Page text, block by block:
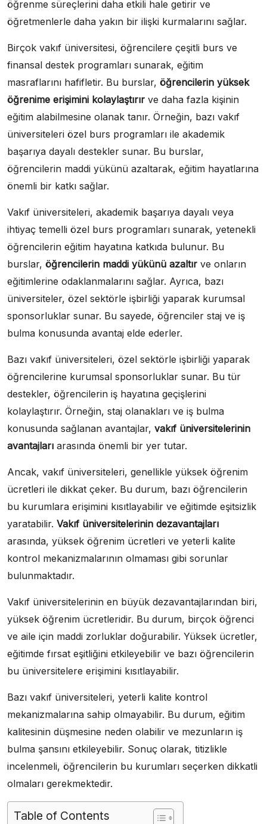
öğrenme süreçlerini daha etkili hale getirir ve
öğretmenlerle daha yakın bir ilişki kurmalarını sağlar.
Birçok vakıf üniversitesi, öğrencilere çeşitli burs ve
finansal destek programları sunarak, eğitim
masraflarını hafifletir. Bu burslar, öğrencilerin yüksek
öğrenime erişimini kolaylaştırır ve daha fazla kişinin
eğitim alabilmesine olanak tanır. Örneğin, bazı vakıf
üniversiteleri özel burs programları ile akademik
başarıya dayalı destekler sunar. Bu burslar,
öğrencilerin maddi yükünü azaltarak, eğitim hayatlarına
önemli bir katkı sağlar.
Vakıf üniversiteleri, akademik başarıya dayalı veya
ihtiyaç temelli özel burs programları sunarak, yetenekli
öğrencilerin eğitim hayatına katkıda bulunur. Bu
burslar, öğrencilerin maddi yükünü azaltır ve onların
eğitimlerine odaklanmalarını sağlar. Ayrıca, bazı
üniversiteler, özel sektörle işbirliği yaparak kurumsal
sponsorluklar sunar. Bu sayede, öğrenciler staj ve iş
bulma konusunda avantaj elde ederler.
Bazı vakıf üniversiteleri, özel sektörle işbirliği yaparak
öğrencilerine kurumsal sponsorluklar sunar. Bu tür
destekler, öğrencilerin iş hayatına geçişlerini
kolaylaştırır. Örneğin, staj olanakları ve iş bulma
konusunda sağlanan avantajlar, vakıf üniversitelerinin
avantajları arasında önemli bir yer tutar.
Ancak, vakıf üniversiteleri, genellikle yüksek öğrenim
ücretleri ile dikkat çeker. Bu durum, bazı öğrencilerin
bu kurumlara erişimini kısıtlayabilir ve eğitimde eşitsizlik
yaratabilir. Vakıf üniversitelerinin dezavantajları
arasında, yüksek öğrenim ücretleri ve yeterli kalite
kontrol mekanizmalarının olmaması gibi sorunlar
bulunmaktadır.
Vakıf üniversitelerinin en büyük dezavantajlarından biri,
yüksek öğrenim ücretleridir. Bu durum, birçok öğrenci
ve aile için maddi zorluklar doğurabilir. Yüksek ücretler,
eğitimde fırsat eşitliğini etkileyebilir ve bazı öğrencilerin
bu üniversitelere erişimini kısıtlayabilir.
Bazı vakıf üniversiteleri, yeterli kalite kontrol
mekanizmalarına sahip olmayabilir. Bu durum, eğitim
kalitesinin düşmesine neden olabilir ve mezunların iş
bulma şansını etkileyebilir. Sonuç olarak, titizlikle
incelenmeli, öğrencilerin bu kurumları seçerken dikkatli
olmaları gerekmektedir.
Table of Contents